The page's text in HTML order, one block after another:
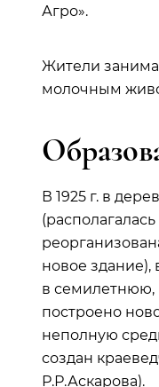
Агро».
Жители
молочным
В 1925 г. в
новое здание),
в семилетнюю,
построено
неполную
создан
Р.Р.Аскарова).